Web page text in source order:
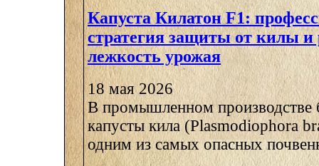
Капуста Килатон F1:
стратегия защиты от килы и
лежкость урожая
18 мая 2026
В промышленном производстве
капусты кила (Plasmodiophora
одним из самых опасных